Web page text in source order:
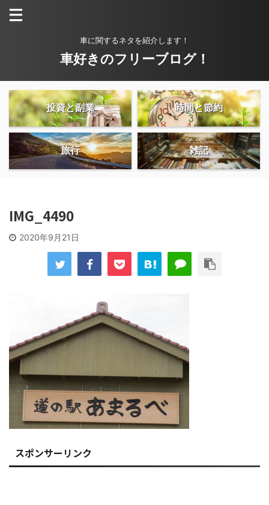
車に関するネタを紹介します！
車好きのフリーブログ！
投資と副業 時間と節約
旅行 雑記
IMG_4490
2020年9月21日
スポンサーリンク